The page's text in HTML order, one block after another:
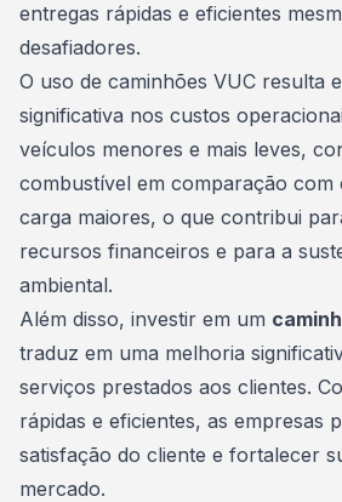
entregas rápidas e eficientes
desafiadores.
O uso de caminhões VUC resulta
significativa nos custos
veículos menores e mais leves,
combustível em comparação com
carga maiores, o que contribui
recursos financeiros e para a
ambiental.
Além disso, investir em um
traduz em uma melhoria
serviços prestados aos clientes.
rápidas e eficientes, as empresas
satisfação do cliente e fortalecer
mercado.